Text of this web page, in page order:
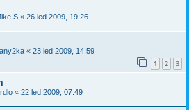
« 26 led 2009, 19:26
« 23 led 2009, 14:59
1 2 3
« 22 led 2009, 07:49